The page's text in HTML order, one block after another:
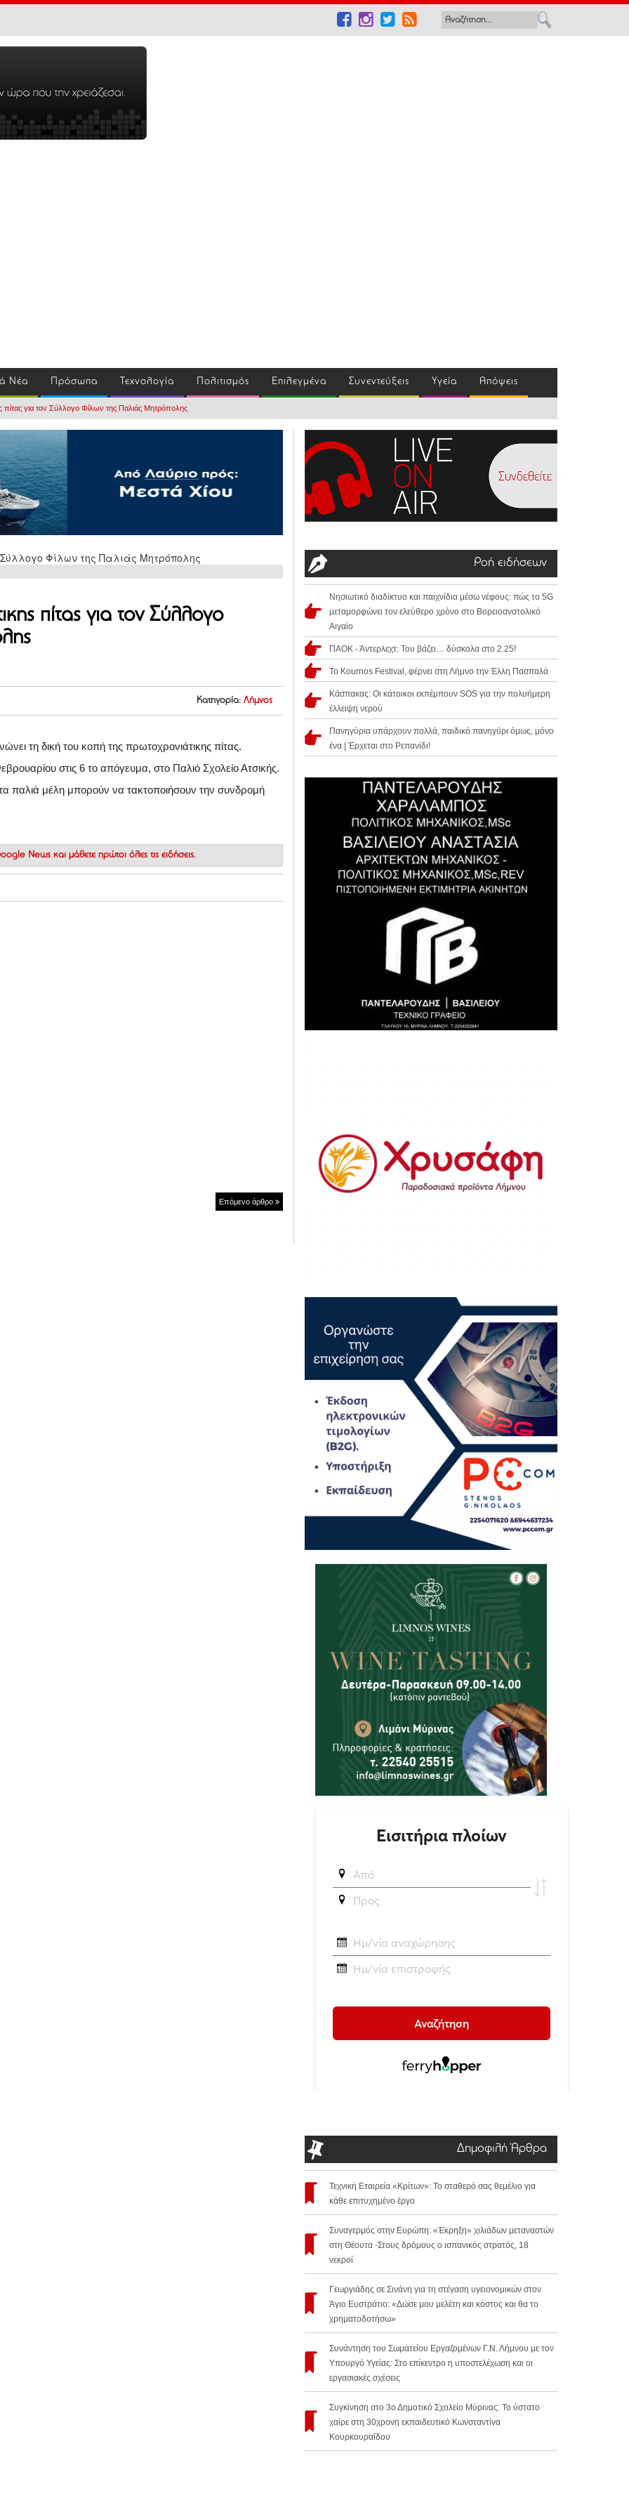
Νέα Πρόσωπα Τεχνολογία Πολιτισμός Επιλεγμένα Συνεντεύξεις Υγεία Απόψεις
για τον Σύλλογο Φίλων της Παλιάς Μητρόπολης
πίτας για τον Σύλλογο
Κατηγορία: Λήμνος
τη δική του κοπή της πρωτοχρονιάτικης πίτας.
στις 6 το απόγευμα, στο Παλιό Σχολείο Ατσικής.
παλιά μέλη μπορούν να τακτοποιήσουν την συνδρομή
News και μάθετε πρώτοι όλες τις ειδήσεις.
Επόμενο άρθρο
Ροή ειδήσεων
Νησιωτικό διαδίκτυο και παιχνίδια μέσω νέφους: πώς το 5G
μεταμορφώνει τον ελεύθερο χρόνο στο Βορειοανατολικό
Αιγαίο
ΠΑΟΚ - Άντερλεχτ: Του βάζει… δύσκολα στο 2.25!
Το Kournos Festival, φέρνει στη Λήμνο την Έλλη Πασπαλά
Κάσπακας: Οι κάτοικοι εκπέμπουν SOS για την πολυήμερη
έλλειψη νερού
Πανηγύρια υπάρχουν πολλά, παιδικό πανηγύρι όμως, μόνο
ένα | Έρχεται στο Ρεπανίδι!
Δημοφιλή Άρθρα
Τεχνική Εταιρεία «Κρίτων»: Το σταθερό σας θεμέλιο για
κάθε επιτυχημένο έργο
Συναγερμός στην Ευρώπη: «Έκρηξη» χιλιάδων μεταναστών
στη Θέουτα -Στους δρόμους ο ισπανικός στρατός, 18
νεκροί
Γεωργιάδης σε Σινάνη για τη στέγαση υγειονομικών στον
Άγιο Ευστράτιο: «Δώσε μου μελέτη και κόστος και θα το
χρηματοδοτήσω»
Συνάντηση του Σωματείου Εργαζομένων Γ.Ν. Λήμνου με τον
Υπουργό Υγείας: Στο επίκεντρο η υποστελέχωση και οι
εργασιακές σχέσεις
Συγκίνηση στο 3ο Δημοτικό Σχολείο Μύρινας: Το ύστατο
χαίρε στη 30χρονη εκπαιδευτικό Κωνσταντίνα
Κουρκουραΐδου